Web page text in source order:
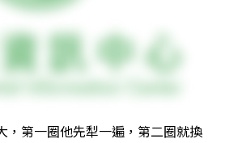
，第一圈他先犁一遍，第二圈就換